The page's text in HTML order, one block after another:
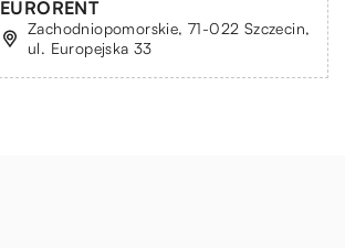
EURORENT
Zachodniopomorskie, 71-022 Szczecin,
ul. Europejska 33